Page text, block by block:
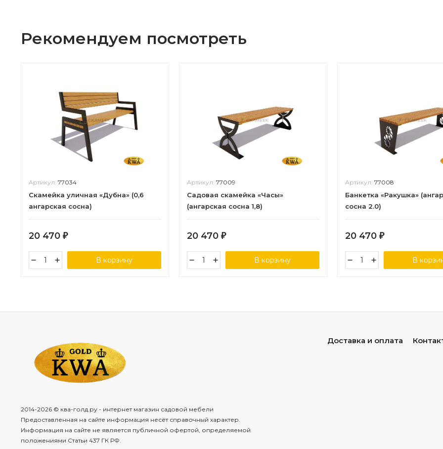
Рекомендуем посмотреть
Артикул: 77034
Скамейка уличная «Дубна» (0,6
ангарская сосна)
20 470 ₽
В корзину
Артикул: 77009
Садовая скамейка «Часы»
(ангарская сосна 1,8)
20 470 ₽
В корзину
Артикул: 77008
Банкетка «Ракушка»
сосна 2.0)
20 470 ₽
В
2014-2026 © ква-голд.ру - интернет магазин садовой мебели
Предоставленная на сайте информация несёт справочный характер.
Информация на сайте не является публичной офертой, определяемой
положениями Статьи 437 ГК РФ.
Доставка и оплата